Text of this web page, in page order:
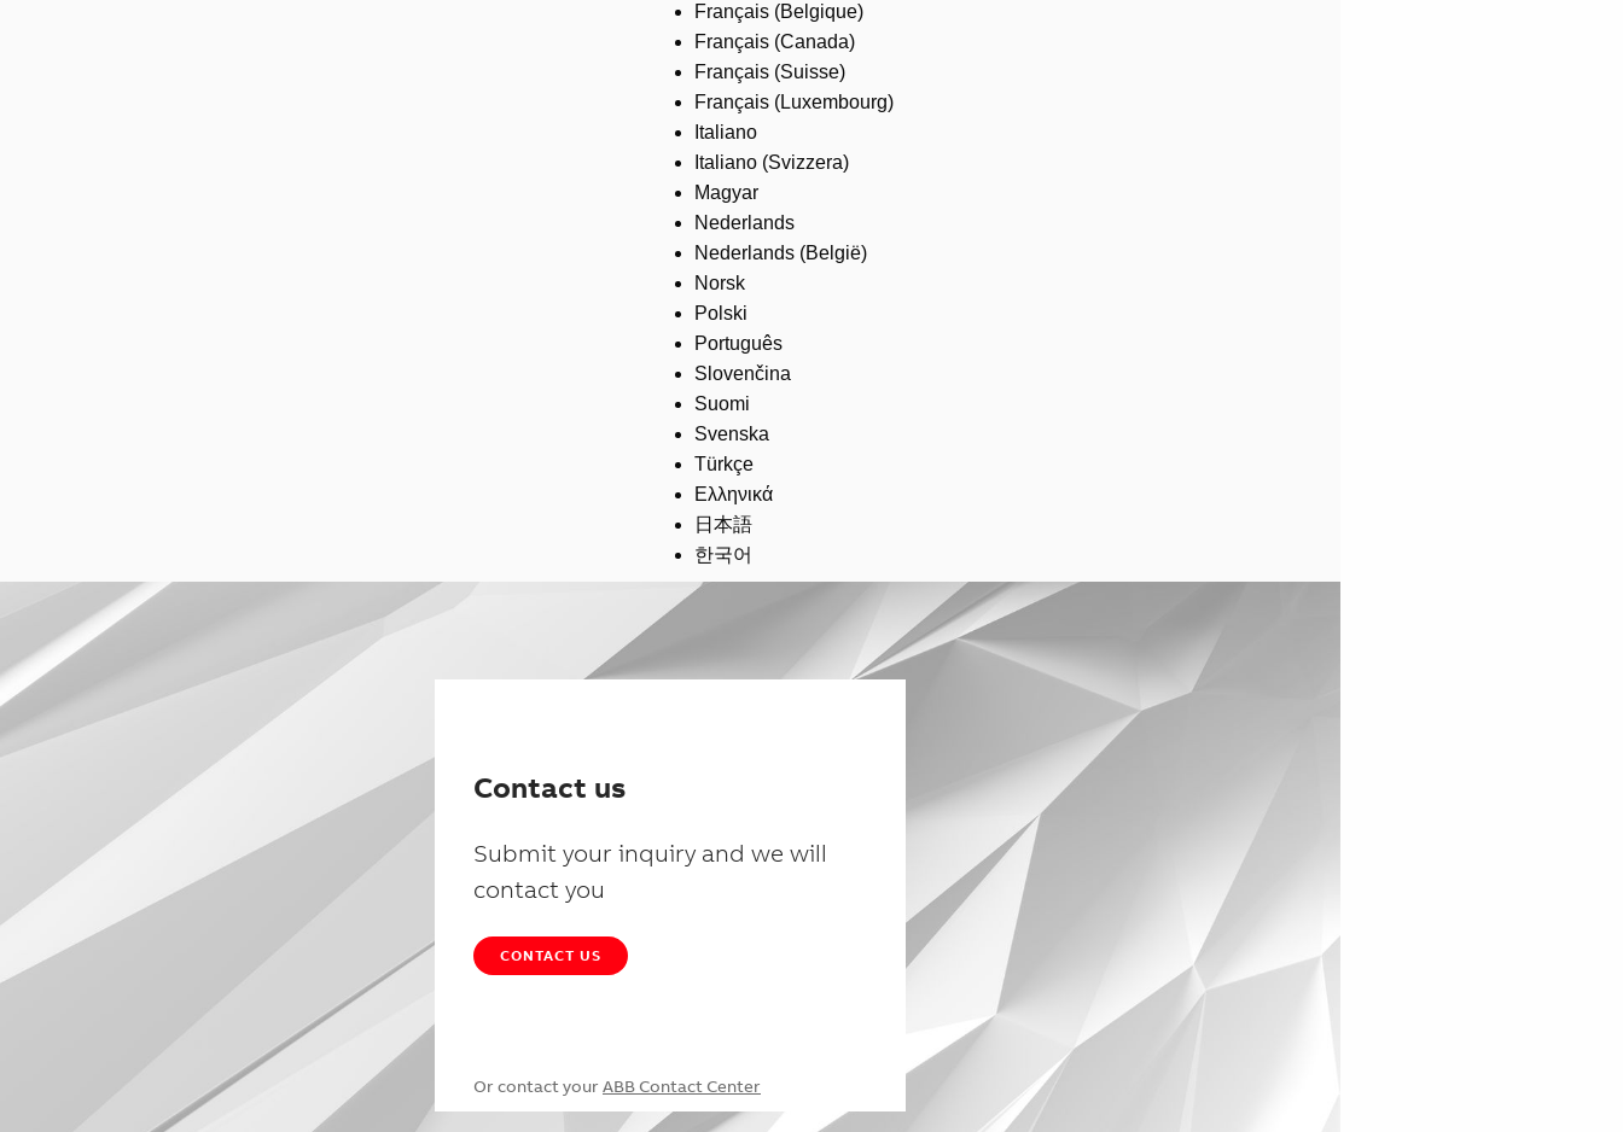
Français (Belgique)
Français (Canada)
Français (Suisse)
Français (Luxembourg)
Italiano
Italiano (Svizzera)
Magyar
Nederlands
Nederlands (België)
Norsk
Polski
Português
Slovenčina
Suomi
Svenska
Türkçe
Ελληνικά
日本語
한국어
Contact us
Submit your inquiry and we will
contact you
CONTACT US
Or contact your ABB Contact Center